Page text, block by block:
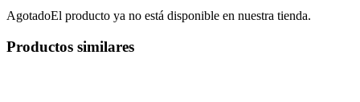
AgotadoEl producto ya no está disponible en nuestra tienda.
Productos similares